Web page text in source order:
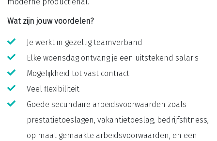
moderne productiehal.
Wat zijn jouw voordelen?
Je werkt in gezellig teamverband
Elke woensdag ontvang je een uitstekend salaris
Mogelijkheid tot vast contract
Veel flexibiliteit
Goede secundaire arbeidsvoorwaarden zoals
prestatietoeslagen, vakantietoeslag, bedrijfsfitness,
op maat gemaakte arbeidsvoorwaarden, en een